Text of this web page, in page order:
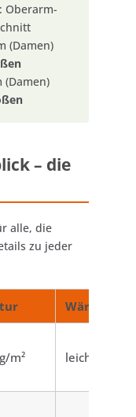
Oberarm-
(Damen)
(Damen)
– die
alle, die
zu jeder
Wärme
m² leicht